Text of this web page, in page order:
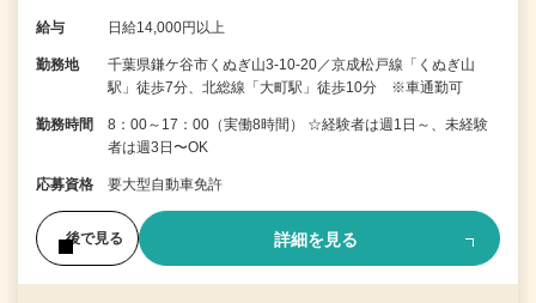
給与 日給14,000円以上
勤務地
千葉県鎌ケ谷市くぬぎ山3-10-20／京成松戸線「くぬぎ山
駅」徒歩7分、北総線「大町駅」徒歩10分 ※車通勤可
勤務時間
8：00～17：00（実働8時間） ☆経験者は週1日～、未経験
者は週3日〜OK
応募資格 要大型自動車免許
後で見る 詳細を見る